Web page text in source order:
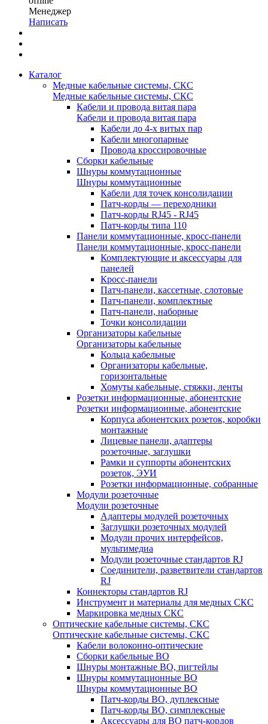
Менеджер
Написать
Каталог
Медные кабельные системы, СКС
Медные кабельные системы, СКС
Кабели и провода витая пара
Кабели и провода витая пара
Кабели до 4-х витых пар
Кабели многопарные
Провода кроссировочные
Сборки кабельные
Шнуры коммутационные
Шнуры коммутационные
Кабели для точек консолидации
Патч-корды — переходники
Патч-корды RJ45 - RJ45
Патч-корды типа 110
Панели коммутационные, кросс-панели
Панели коммутационные, кросс-панели
Комплектующие и аксессуары для
панелей
Кросс-панели
Патч-панели, кассетные, слотовые
Патч-панели, комплектные
Патч-панели, наборные
Точки консолидации
Организаторы кабельные
Организаторы кабельные
Кольца кабельные
Организаторы кабельные,
горизонтальные
Хомуты кабельные, стяжки, ленты
Розетки информационные, абонентские
Розетки информационные, абонентские
Корпуса абонентских розеток, коробки
монтажные
Лицевые панели, адаптеры
розеточные, заглушки
Рамки и суппорты абонентских
розеток, ЭУИ
Розетки информационные, собранные
Модули розеточные
Модули розеточные
Адаптеры модулей розеточных
Заглушки розеточных модулей
Модули прочих интерфейсов,
мультимедиа
Модули розеточные стандартов RJ
Соединители, разветвители стандартов
RJ
Коннекторы стандартов RJ
Инструмент и материалы для медных СКС
Маркировка медных СКС
Оптические кабельные системы, СКС
Оптические кабельные системы, СКС
Кабели волоконно-оптические
Сборки кабельные ВО
Шнуры монтажные ВО, пигтейлы
Шнуры коммутационные ВО
Шнуры коммутационные ВО
Патч-корды ВО, дуплексные
Патч-корды ВО, симплексные
Аксессуары для ВО патч-кордов